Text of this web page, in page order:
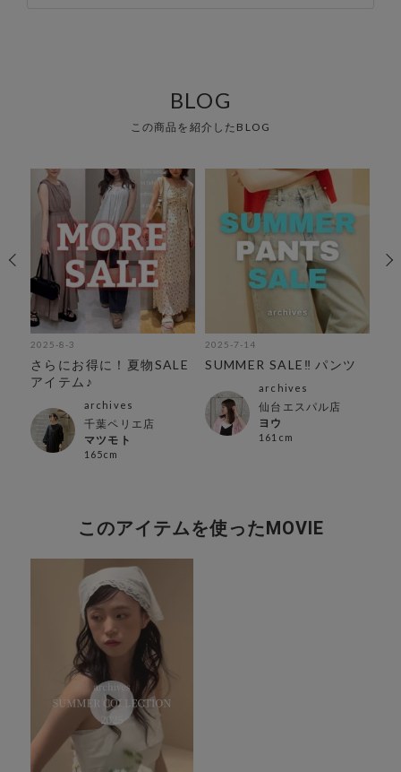
BLOG
この商品を紹介したBLOG
2025-8-3
さらにお得に！夏物SALE
アイテム♪
archives
千葉ペリエ店
マツモト
165cm
2025-7-14
SUMMER SALE‼︎ パンツ
archives
仙台エスパル店
ヨウ
161cm
このアイテムを使ったMOVIE